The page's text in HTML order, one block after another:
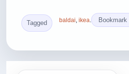
Tagged baldai,ikea.